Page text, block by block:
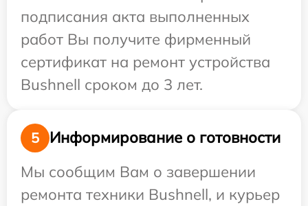
подписания акта выполненных
работ Вы получите фирменный
сертификат на ремонт устройства
Bushnell сроком до 3 лет.
5
Информирование о готовности
Мы сообщим Вам о завершении
ремонта техники Bushnell, и курьер